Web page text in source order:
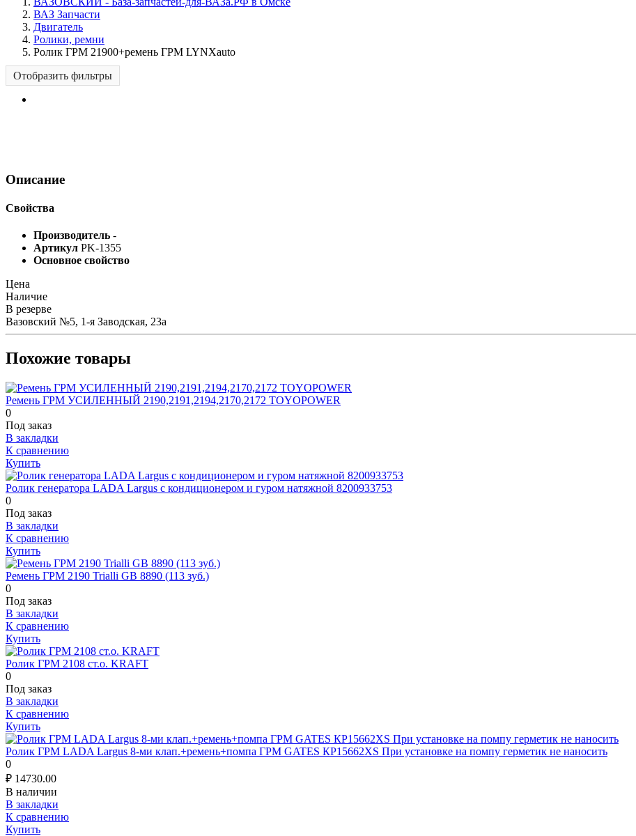
ВАЗ Запчасти
Двигатель
Ролики, ремни
Ролик ГРМ 21900+ремень ГРМ LYNXauto
Отобразить фильтры
Описание
Свойства
Производитель -
Артикул PK-1355
Основное свойство
Цена
Наличие
В резерве
Вазовский №5, 1-я Заводская, 23а
Похожие товары
Ремень ГРМ УСИЛЕННЫЙ 2190,2191,2194,2170,2172 TOYOPOWER
0
Под заказ
В закладки
К сравнению
Купить
Ролик генератора LADA Largus с кондиционером и гуром натяжной 8200933753
0
Под заказ
В закладки
К сравнению
Купить
Ремень ГРМ 2190 Trialli GB 8890 (113 зуб.)
0
Под заказ
В закладки
К сравнению
Купить
Ролик ГРМ 2108 ст.о. KRAFT
0
Под заказ
В закладки
К сравнению
Купить
Ролик ГРМ LADA Largus 8-ми клап.+ремень+помпа ГРМ GATES КP15662XS При установке на помпу герметик не наносить
0
₽ 14730.00
В наличии
В закладки
К сравнению
Купить